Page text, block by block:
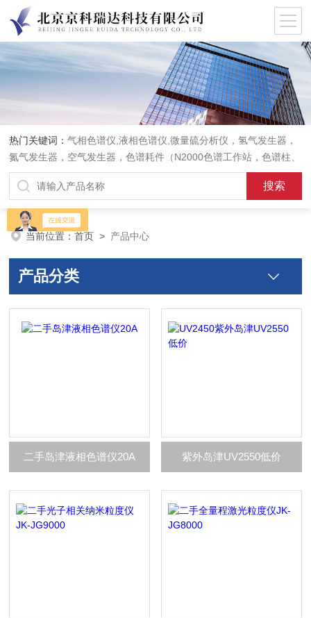
热门关键词：气相色谱仪,液相色谱仪,微量硫分析仪，氢气发生器，
氮气发生器，空气发生器，色谱耗件（N2000色谱工作站，色谱柱、
阀件、进样器、色谱担体），顶空进样器，热解析仪，紫外分光光度
计，原子吸收分光光度计，傅立叶红外光谱仪，分析天平等常规实验
室产品。
当前位置：首页 > 产品中心
产品分类
二手岛津液相色谱仪20A 紫外岛津UV2550低价